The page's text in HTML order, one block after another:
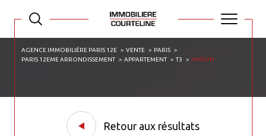
AGENCE IMMOBILIÈRE PARIS 12E VENTE
PARIS
PARIS 12EME ARRONDISSEMENT
APPARTEMENT T3 NATION
Retour aux résultats